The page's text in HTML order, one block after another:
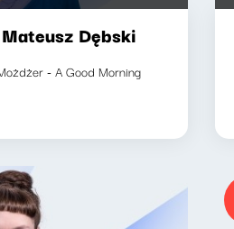
Dębski
- A Good Morning